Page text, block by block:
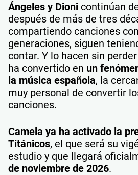
Ángeles y Dioni continúan
después de más de tres
compartiendo canciones
generaciones, siguen
contar. Y lo hacen sin
ha convertido en un
la música española, la
muy personal de convertir
canciones.
Camela ya ha activado la
Titánicos, el que será su
estudio y que llegará
de noviembre de 2026.